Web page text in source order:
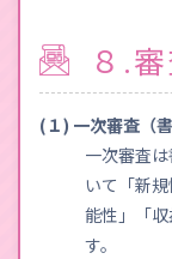
８.
(１) 一次審査（書
一次審査
いて「新
能性」「
す。